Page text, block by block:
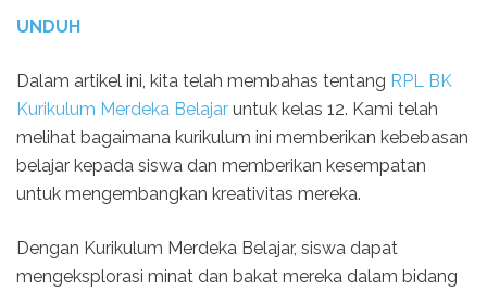
UNDUH
Dalam artikel ini, kita telah membahas tentang RPL BK
Kurikulum Merdeka Belajar untuk kelas 12. Kami telah
melihat bagaimana kurikulum ini memberikan kebebasan
belajar kepada siswa dan memberikan kesempatan
untuk mengembangkan kreativitas mereka.
Dengan Kurikulum Merdeka Belajar, siswa dapat
mengeksplorasi minat dan bakat mereka dalam bidang